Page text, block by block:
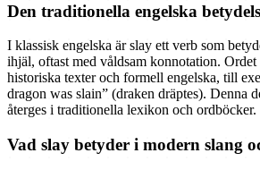
Den traditionella engelska
I klassisk engelska är slay ett verb som
ihjäl, oftast med våldsam konnotation.
historiska texter och formell engelska, till
dragon was slain” (draken dräptes). Denna
återges i traditionella lexikon och ordböcker.
Vad slay betyder i modern slang